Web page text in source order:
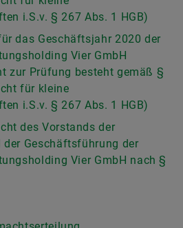
i.S.v. § 267 Abs. 1 HGB)
das Geschäftsjahr 2020 der
Vier GmbH
zur Prüfung besteht gemäß §
für kleine
i.S.v. § 267 Abs. 1 HGB)
des Vorstands der
der Geschäftsführung der
Vier GmbH nach §